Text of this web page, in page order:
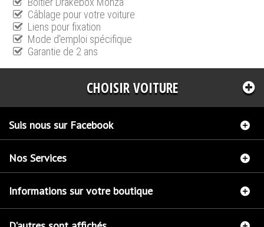
Câblage pour votre voiture
Liens pour fixation
Mode d'emploi spécifique
Garantie de 2 ans
CHOISIR VOITURE
Suis nous sur Facebook
Nos Services
Informations sur votre boutique